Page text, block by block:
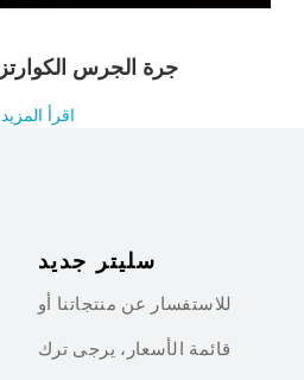
جرة الجرس الكوارتز
اقرأ المزيد
سليتر جديد
للاستفسار عن منتجاتنا أو
قائمة الأسعار، يرجى ترك